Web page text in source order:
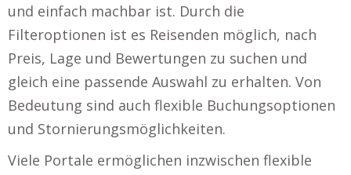
und einfach machbar ist. Durch die
Filteroptionen ist es Reisenden möglich, nach
Preis, Lage und Bewertungen zu suchen und
gleich eine passende Auswahl zu erhalten. Von
Bedeutung sind auch flexible Buchungsoptionen
und Stornierungsmöglichkeiten.
Viele Portale ermöglichen inzwischen flexible